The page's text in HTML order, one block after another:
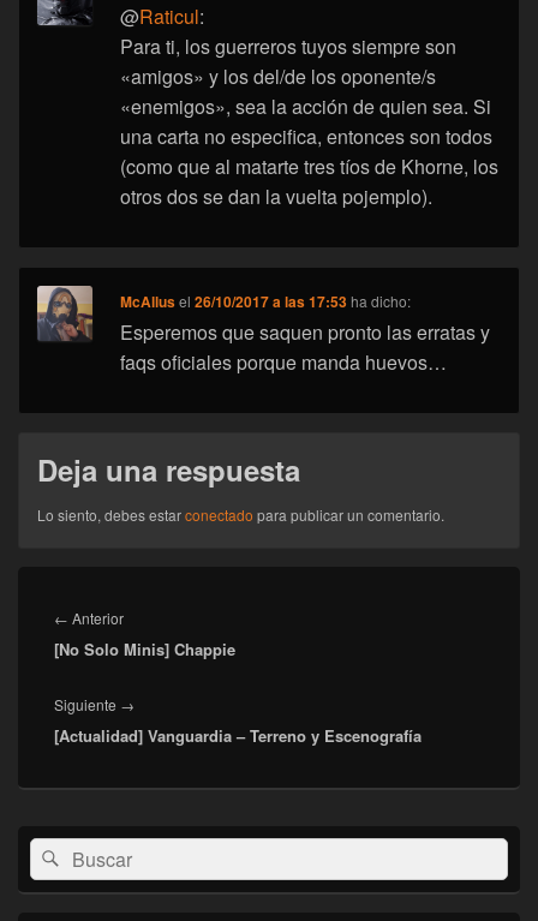
@Raticul:
Para ti, los guerreros tuyos siempre son
«amigos» y los del/de los oponente/s
«enemigos», sea la acción de quien sea. Si
una carta no especifica, entonces son todos
(como que al matarte tres tíos de Khorne, los
otros dos se dan la vuelta pojemplo).
McAllusel26/10/2017 a las 17:53 ha dicho:
Esperemos que saquen pronto las erratas y
faqs oficiales porque manda huevos…
Deja una respuesta
Lo siento, debes estarconectado para publicar un comentario.
de
entradas
← AnteriorEntrada
anterior:
[No Solo Minis] Chappie
Siguiente →
siguiente:
[Actualidad] Vanguardia – Terreno y Escenografía
El
área
de
widget
Buscar
por:
Buscar